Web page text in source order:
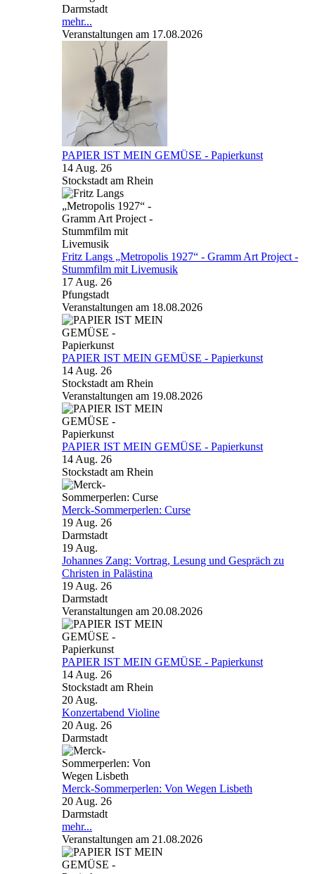
Darmstadt
mehr...
Veranstaltungen am 17.08.2026
PAPIER IST MEIN GEMÜSE - Papierkunst
14 Aug. 26
Stockstadt am Rhein
Fritz Langs „Metropolis 1927“ - Gramm Art Project -
Stummfilm mit Livemusik
17 Aug. 26
Pfungstadt
Veranstaltungen am 18.08.2026
PAPIER IST MEIN GEMÜSE - Papierkunst
14 Aug. 26
Stockstadt am Rhein
Veranstaltungen am 19.08.2026
PAPIER IST MEIN GEMÜSE - Papierkunst
14 Aug. 26
Stockstadt am Rhein
Merck-Sommerperlen: Curse
19 Aug. 26
Darmstadt
19 Aug.
Johannes Zang: Vortrag, Lesung und Gespräch zu
Christen in Palästina
19 Aug. 26
Darmstadt
Veranstaltungen am 20.08.2026
PAPIER IST MEIN GEMÜSE - Papierkunst
14 Aug. 26
Stockstadt am Rhein
20 Aug.
Konzertabend Violine
20 Aug. 26
Darmstadt
Merck-Sommerperlen: Von Wegen Lisbeth
20 Aug. 26
Darmstadt
mehr...
Veranstaltungen am 21.08.2026